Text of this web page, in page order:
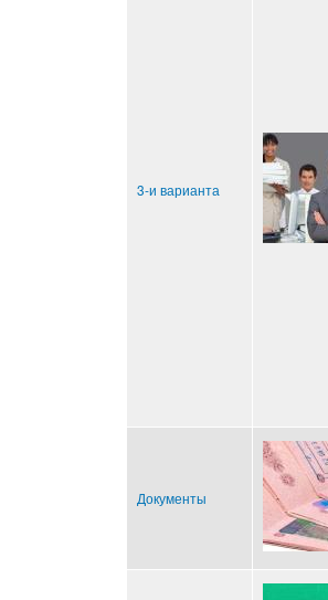
3-и варианта
Документы